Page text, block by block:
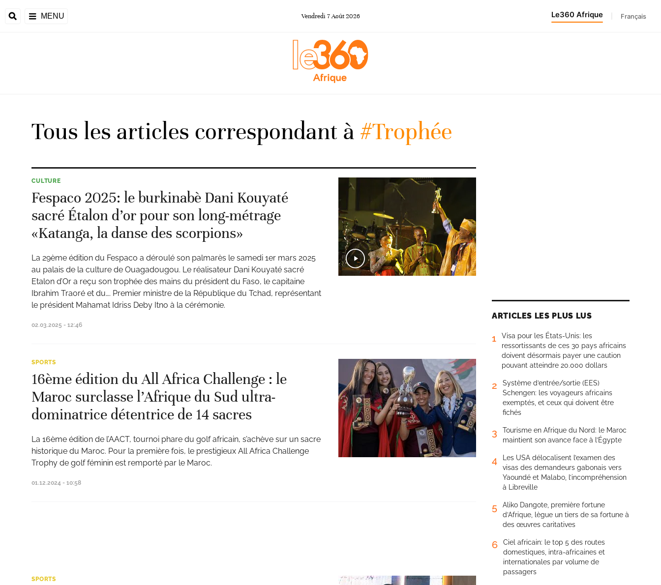
MENU Vendredi 7Août 2026 Le360 Afrique Français
du
Tous les articles correspondant à #Trophée
CULTURE
Fespaco 2025: le burkinabè Dani Kouyaté
sacré Étalon d’or pour son long-métrage
«Katanga, la danse des scorpions»
La 29ème édition du Fespaco a déroulé son palmarès le samedi 1er mars 2025
au palais de la culture de Ouagadougou. Le réalisateur Dani Kouyaté sacré
Etalon d’Or a reçu son trophée des mains du président du Faso, le capitaine
Ibrahim Traoré et du…. Premier ministre de la République du Tchad, représentant
le président Mahamat Idriss Deby Itno à la cérémonie.
02.03.2025 - 12:46
SPORTS
16ème édition du All Africa Challenge : le
Maroc surclasse l’Afrique du Sud ultra-
dominatrice détentrice de 14 sacres
La 16ème édition de l’AACT, tournoi phare du golf africain, s’achève sur un sacre
historique du Maroc. Pour la première fois, le prestigieux All Africa Challenge
Trophy de golf féminin est remporté par le Maroc.
01.12.2024 - 10:58
SPORTS
ARTICLES LES PLUS LUS
1
Visa pour les États-Unis: les
ressortissants de ces 30 pays africains
doivent désormais payer une caution
pouvant atteindre 20.000 dollars
2
Système d’entrée/sortie (EES)
Schengen: les voyageurs africains
exemptés, et ceux qui doivent être
fichés
3
Tourisme en Afrique du Nord: le Maroc
maintient son avance face à l’Égypte
4
Les USA délocalisent l’examen des
visas des demandeurs gabonais vers
Yaoundé et Malabo, l’incompréhension
à Libreville
5
Aliko Dangote, première fortune
d’Afrique, lègue un tiers de sa fortune à
des œuvres caritatives
6
Ciel africain: le top 5 des routes
domestiques, intra-africaines et
internationales par volume de
passagers